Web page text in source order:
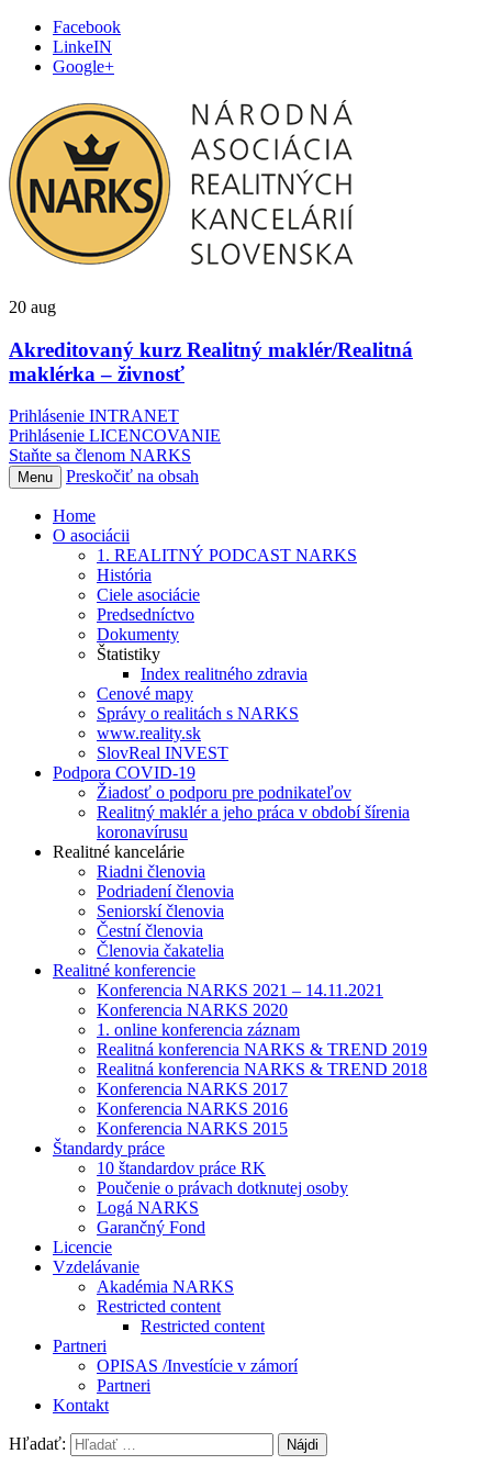
Facebook
LinkeIN
Google+
20 aug
Akreditovaný kurz Realitný maklér/Realitná
maklérka – živnosť
Prihlásenie INTRANET
Prihlásenie LICENCOVANIE
Staňte sa členom NARKS
Menu Preskočiť na obsah
Home
O asociácii
1. REALITNÝ PODCAST NARKS
História
Ciele asociácie
Predsedníctvo
Dokumenty
Štatistiky
Index realitného zdravia
Cenové mapy
Správy o realitách s NARKS
www.reality.sk
SlovReal INVEST
Podpora COVID-19
Žiadosť o podporu pre podnikateľov
Realitný maklér a jeho práca v období šírenia
koronavírusu
Realitné kancelárie
Riadni členovia
Podriadení členovia
Seniorskí členovia
Čestní členovia
Členovia čakatelia
Realitné konferencie
Konferencia NARKS 2021 – 14.11.2021
Konferencia NARKS 2020
1. online konferencia záznam
Realitná konferencia NARKS & TREND 2019
Realitná konferencia NARKS & TREND 2018
Konferencia NARKS 2017
Konferencia NARKS 2016
Konferencia NARKS 2015
Štandardy práce
10 štandardov práce RK
Poučenie o právach dotknutej osoby
Logá NARKS
Garančný Fond
Licencie
Vzdelávanie
Akadémia NARKS
Restricted content
Restricted content
Partneri
OPISAS /Investície v zámorí
Partneri
Kontakt
Hľadať: